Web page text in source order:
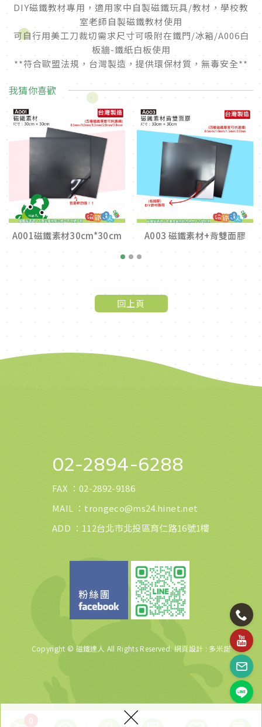
×
DIY磁鐵教材專用，適用家中自製磁鐵玩具/教材，學校教
室老師自製磁鐵教材使用
可自行用美工刀裁切需求尺寸可吸附在鐵門/冰箱/A006白
板牆-鐵紙白板使用
**符合歐盟法規，台灣製造，提供環保材質，無毒安全**
我猜你喜歡
A001磁鐵素材30cm*30cm A003 磁鐵素材+背雙面膠
1 2
回上頁
02-2894-6288
FAX ： 02-2892-9186
MAIL ： trongeco@ms24.hinet.net
ADD ：112台北市北投區育仁路16號1樓
Copyright © 磁鐵達人 All Rights Reserved. 網頁設計 : 多米諾
0